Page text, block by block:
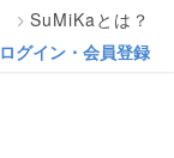
SuMiKaとは？
ログイン・会員登録